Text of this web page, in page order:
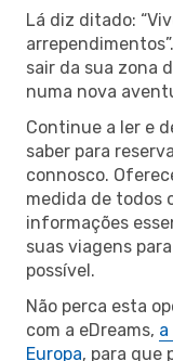
Lá diz ditado:
sair da sua zona
numa nova
Continue a ler e
saber para
connosco.
medida de todos
informações
suas viagens
possível.
Não perca esta
com a eDreams,
Europa, para que